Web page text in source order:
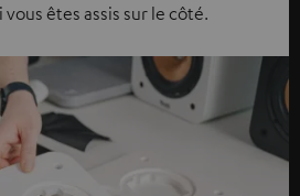
êtes assis sur le côté.